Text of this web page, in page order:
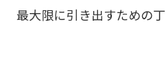
最大限に引き出すための